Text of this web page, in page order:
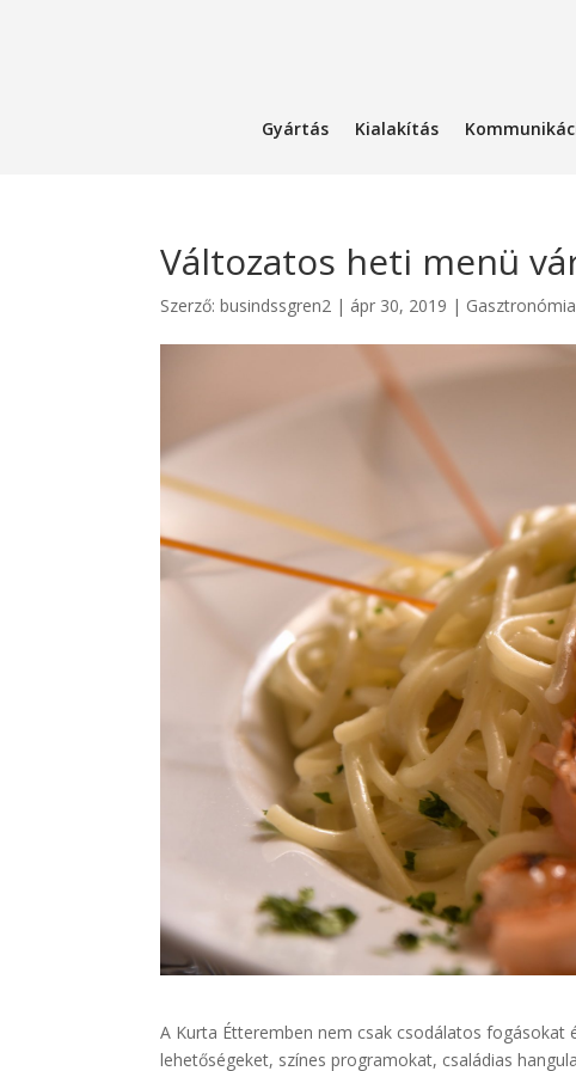
Gyártás Kialakítás
Változatos heti menü
Szerző:busindssgren2 | ápr 30, 2019 | Gasztronómia
A Kurta Étteremben nem csak csodálatos fogásokat
lehetőségeket, színes programokat, családias